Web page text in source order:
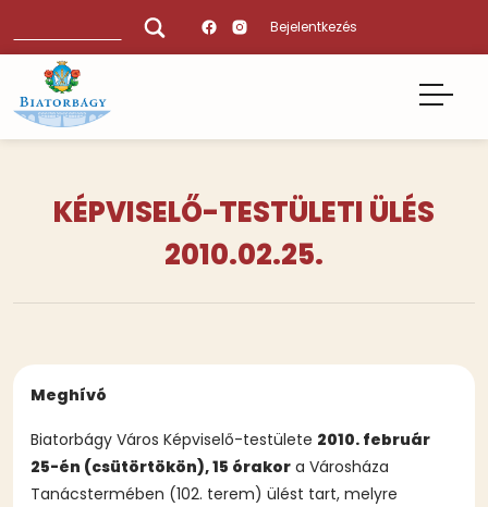
tartalomra
Bejelentkezés
KÉPVISELŐ-TESTÜLETI ÜLÉS
2010.02.25.
Meghívó
Biatorbágy Város Képviselő-testülete 2010. február
25-én (csütörtökön), 15 órakor a Városháza
Tanácstermében (102. terem) ülést tart, melyre